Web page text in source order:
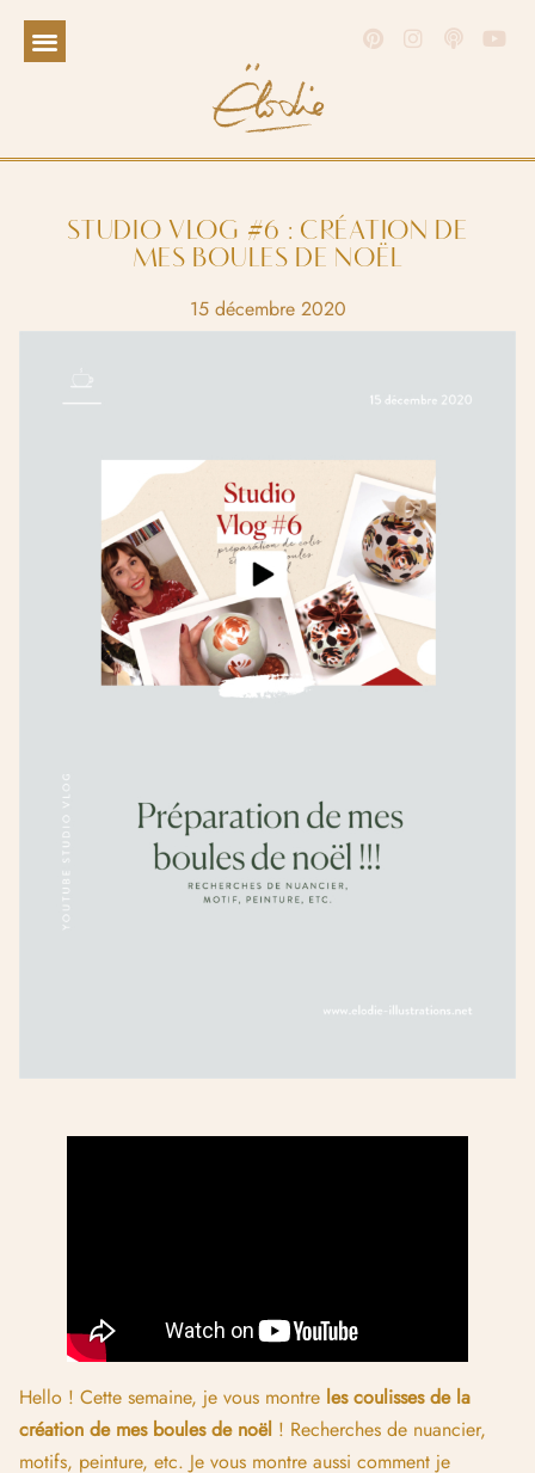
STUDIO VLOG #6 : CRÉATION DE
MES BOULES DE NOËL
15 décembre 2020
Hello ! Cette semaine, je vous montre les coulisses de la
création de mes boules de noël ! Recherches de nuancier,
motifs, peinture, etc. Je vous montre aussi comment je